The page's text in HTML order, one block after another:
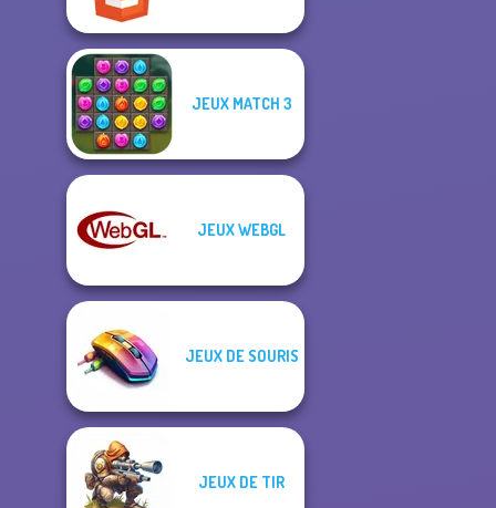
JEUX MATCH 3
JEUX WEBGL
JEUX DE SOURIS
JEUX DE TIR